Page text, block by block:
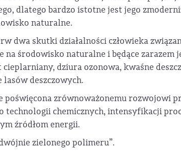
dlatego bardzo istotne jest jego
naturalne.
dwa skutki działalności człowieka
na środowisko naturalne i będące zarazem
dziura ozonowa, kwaśne
lasów deszczowych.
poświęcona zrównoważonemu rozwojowi
technologii chemicznych, intensyfikacji
źródłom energii.
zielonego polimeru”.